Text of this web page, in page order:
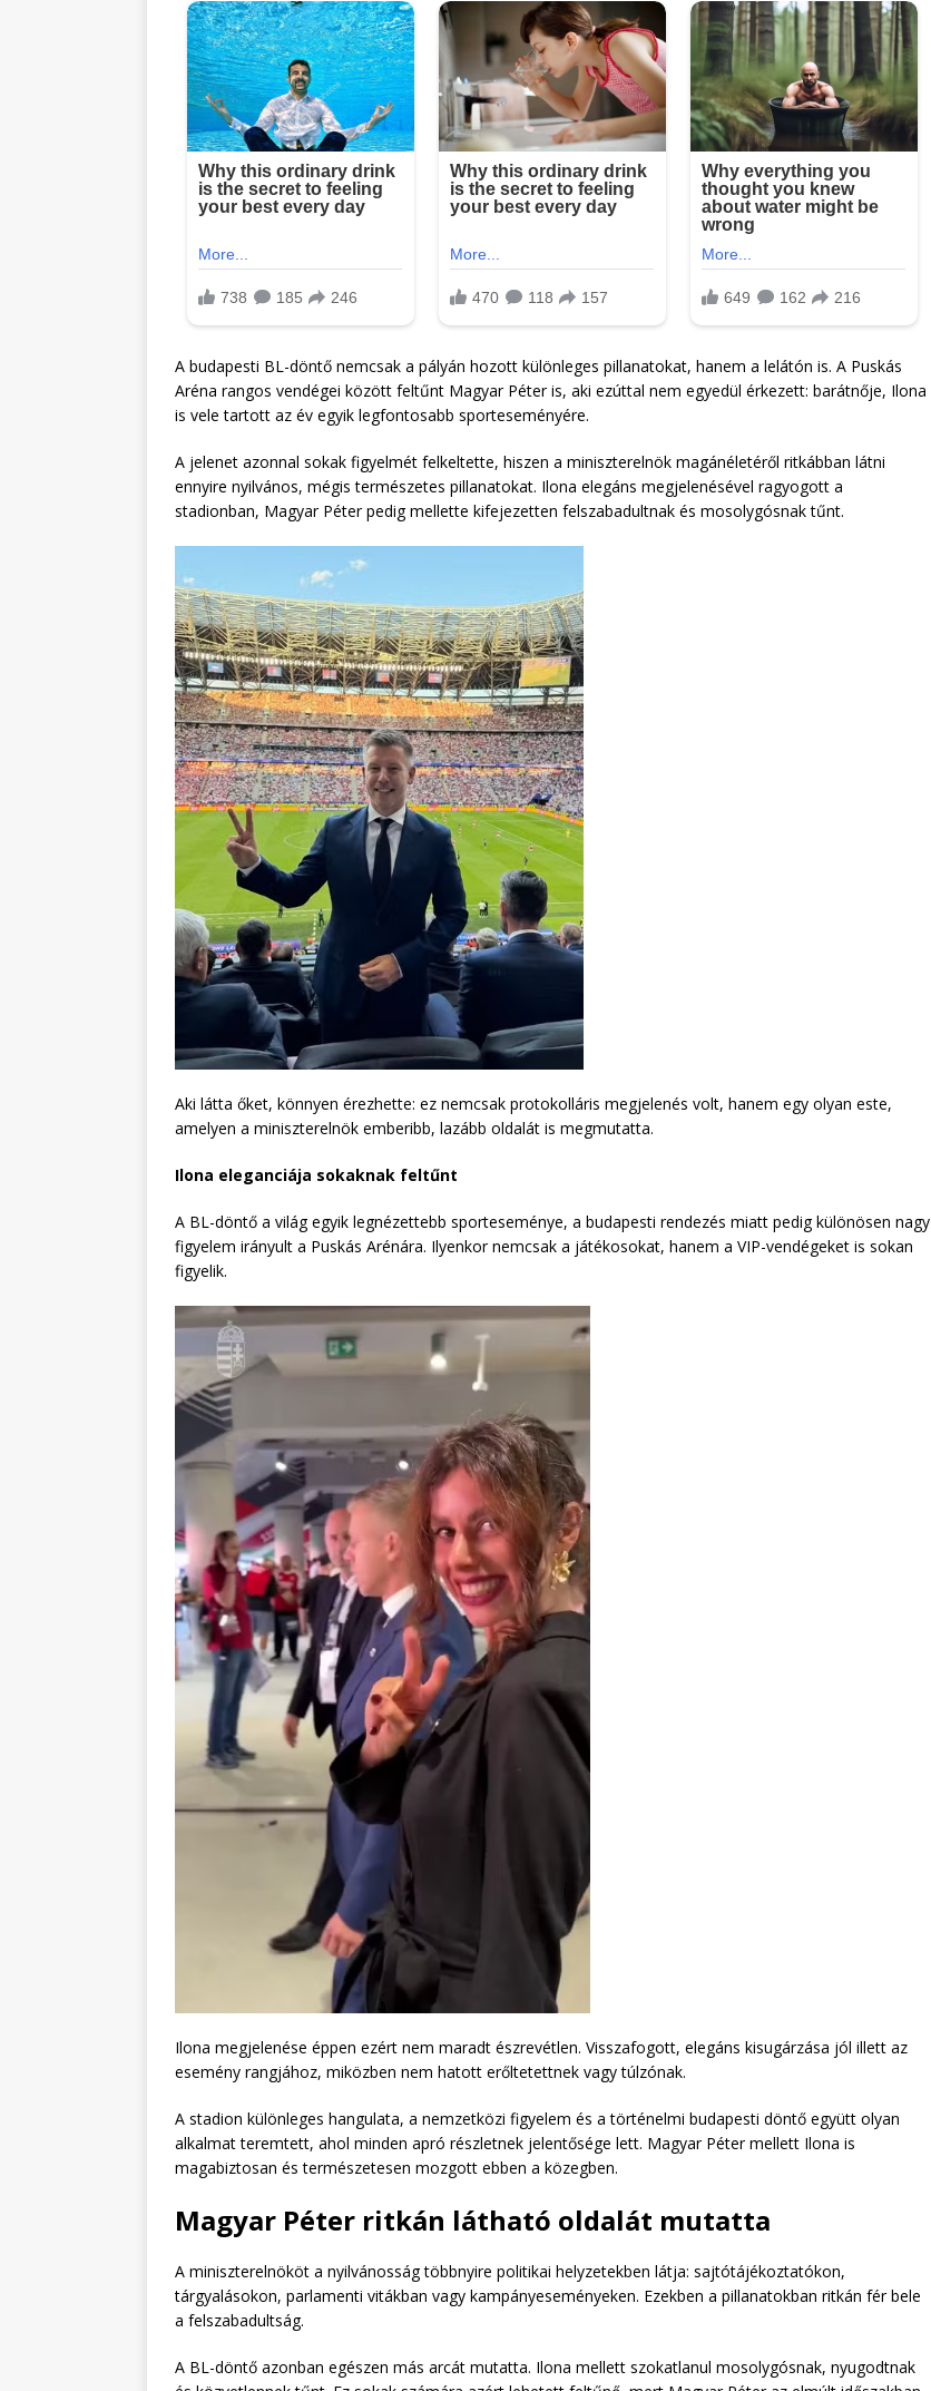
A budapesti BL-döntő nemcsak a pályán hozott különleges pillanatokat, hanem a lelátón is. A Puskás
Aréna rangos vendégei között feltűnt Magyar Péter is, aki ezúttal nem egyedül érkezett: barátnője, Ilona
is vele tartott az év egyik legfontosabb sporteseményére.
A jelenet azonnal sokak figyelmét felkeltette, hiszen a miniszterelnök magánéletéről ritkábban látni
ennyire nyilvános, mégis természetes pillanatokat. Ilona elegáns megjelenésével ragyogott a
stadionban, Magyar Péter pedig mellette kifejezetten felszabadultnak és mosolygósnak tűnt.
Aki látta őket, könnyen érezhette: ez nemcsak protokolláris megjelenés volt, hanem egy olyan este,
amelyen a miniszterelnök emberibb, lazább oldalát is megmutatta.
Ilona eleganciája sokaknak feltűnt
A BL-döntő a világ egyik legnézettebb sporteseménye, a budapesti rendezés miatt pedig különösen nagy
figyelem irányult a Puskás Arénára. Ilyenkor nemcsak a játékosokat, hanem a VIP-vendégeket is sokan
figyelik.
Ilona megjelenése éppen ezért nem maradt észrevétlen. Visszafogott, elegáns kisugárzása jól illett az
esemény rangjához, miközben nem hatott erőltetettnek vagy túlzónak.
A stadion különleges hangulata, a nemzetközi figyelem és a történelmi budapesti döntő együtt olyan
alkalmat teremtett, ahol minden apró részletnek jelentősége lett. Magyar Péter mellett Ilona is
magabiztosan és természetesen mozgott ebben a közegben.
Magyar Péter ritkán látható oldalát mutatta
A miniszterelnököt a nyilvánosság többnyire politikai helyzetekben látja: sajtótájékoztatókon,
tárgyalásokon, parlamenti vitákban vagy kampányeseményeken. Ezekben a pillanatokban ritkán fér bele
a felszabadultság.
A BL-döntő azonban egészen más arcát mutatta. Ilona mellett szokatlanul mosolygósnak, nyugodtnak